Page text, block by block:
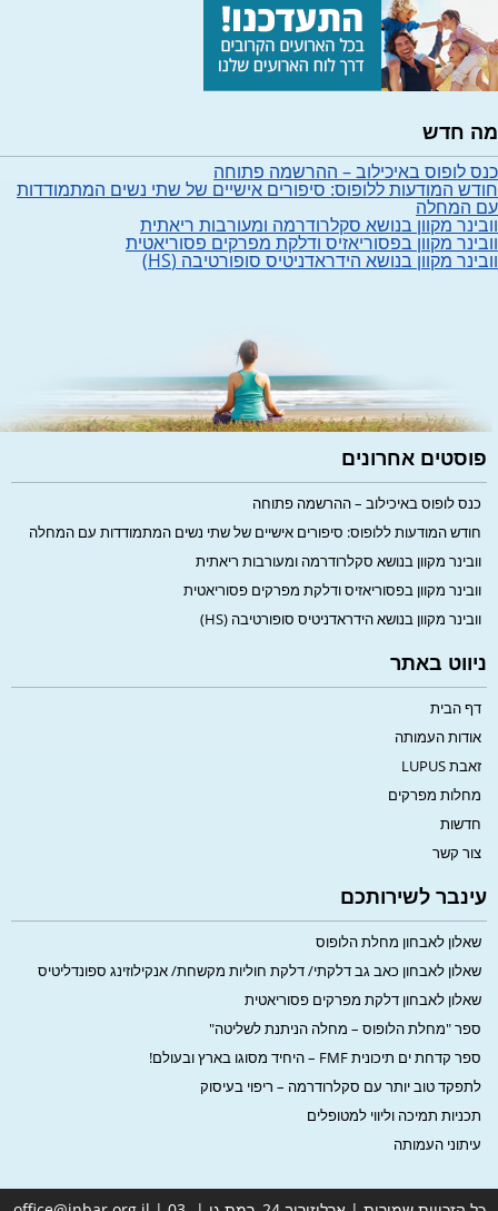
מה חדש
כנס לופוס באיכילוב – ההרשמה פתוחה
חודש המודעות ללופוס: סיפורים אישיים של שתי נשים המתמודדות
עם המחלה
וובינר מקוון בנושא סקלרודרמה ומעורבות ריאתית
וובינר מקוון בפסוריאזיס ודלקת מפרקים פסוריאטית
וובינר מקוון בנושא הידראדניטיס סופורטיבה (HS)
פוסטים אחרונים
כנס לופוס באיכילוב – ההרשמה פתוחה
חודש המודעות ללופוס: סיפורים אישיים של שתי נשים המתמודדות עם המחלה
וובינר מקוון בנושא סקלרודרמה ומעורבות ריאתית
וובינר מקוון בפסוריאזיס ודלקת מפרקים פסוריאטית
וובינר מקוון בנושא הידראדניטיס סופורטיבה (HS)
ניווט באתר
דף הבית
אודות העמותה
זאבת LUPUS
מחלות מפרקים
חדשות
צור קשר
עינבר לשירותכם
שאלון לאבחון מחלת הלופוס
שאלון לאבחון כאב גב דלקתי/ דלקת חוליות מקשחת/ אנקילוזינג ספונדליטיס
שאלון לאבחון דלקת מפרקים פסוריאטית
ספר "מחלת הלופוס – מחלה הניתנת לשליטה"
ספר קדחת ים תיכונית FMF – היחיד מסוגו בארץ ובעולם!
לתפקד טוב יותר עם סקלרודרמה – ריפוי בעיסוק
תכניות תמיכה וליווי למטופלים
עיתוני העמותה